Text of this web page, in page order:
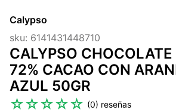
2.
citrato magnesio
3.
colageno
4
kefir
5.
lab nutrition
6 .
stevia
Calypso
sku: 6141431448710
CALYPSO CHOCOLATE
72% CACAO CON
AZUL 50GR
☆☆☆☆☆ (0)